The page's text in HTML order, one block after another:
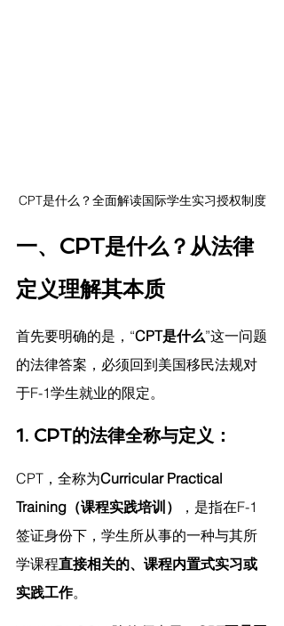
CPT是什么？全面解读国际学生实习授权制度
一、CPT是什么？从法律
定义理解其本质
首先要明确的是，“CPT是什么”这一问题
的法律答案，必须回到美国移民法规对
于F-1学生就业的限定。
1. CPT的法律全称与定义：
CPT，全称为Curricular Practical
Training（课程实践培训）
，是指在F-1
签证身份下，学生所从事的一种与其所
学课程直接相关的、课程内置式实习或
实践工作。